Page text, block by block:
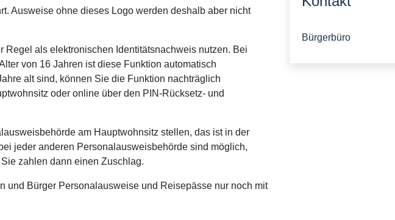
Ausweise ohne dieses Logo werden deshalb aber nicht
Regel als elektronischen Identitätsnachweis nutzen. Bei
von 16 Jahren ist diese Funktion automatisch
alt sind, können Sie die Funktion nachträglich
oder online über den PIN-Rücksetz- und
am Hauptwohnsitz stellen, das ist in der
jeder anderen Personalausweisbehörde sind möglich,
zahlen dann einen Zuschlag.
und Bürger Personalausweise und Reisepässe nur noch mit
Bürgerbüro